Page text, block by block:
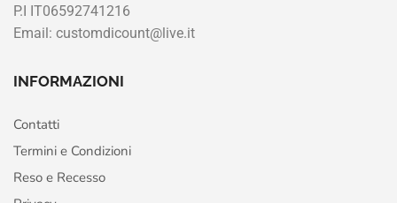
P.I IT06592741216
Email: customdicount@live.it
INFORMAZIONI
Contatti
Termini e Condizioni
Reso e Recesso